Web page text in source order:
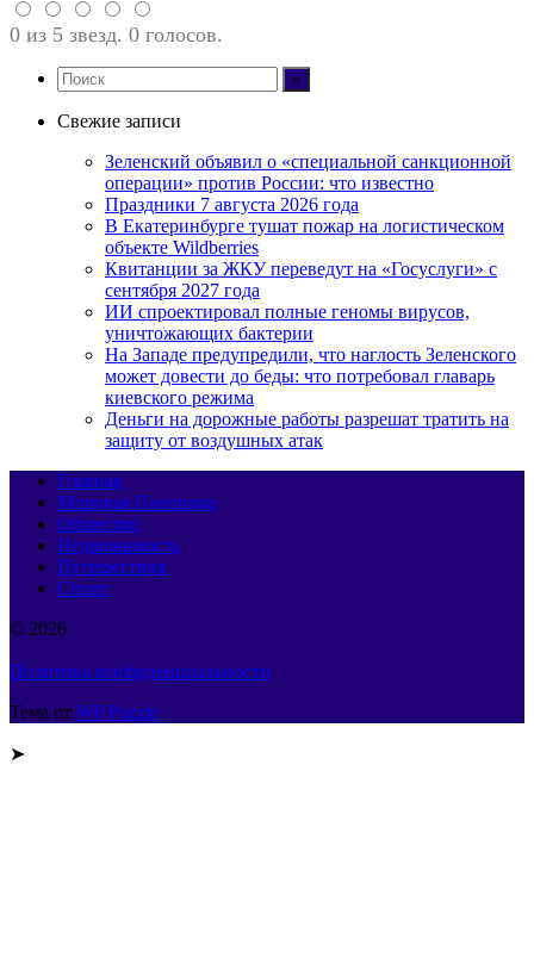
0 из 5 звезд. 0 голосов.
Свежие записи
Зеленский объявил о «специальной санкционной
операции» против России: что известно
Праздники 7 августа 2026 года
В Екатеринбурге тушат пожар на логистическом
объекте Wildberries
Квитанции за ЖКУ переведут на «Госуслуги» с
сентября 2027 года
ИИ спроектировал полные геномы вирусов,
уничтожающих бактерии
На Западе предупредили, что наглость Зеленского
может довести до беды: что потребовал главарь
киевского режима
Деньги на дорожные работы разрешат тратить на
защиту от воздушных атак
Главная
Мировая Панорама
Общество
Недвижимость
Путешествия
Спорт
© 2026
Политика конфиденциальности
Тема от WP Puzzle
➤